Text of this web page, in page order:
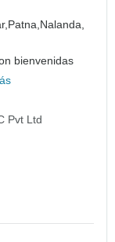
Patna, Nalanda,
bienvenidas
Pvt Ltd